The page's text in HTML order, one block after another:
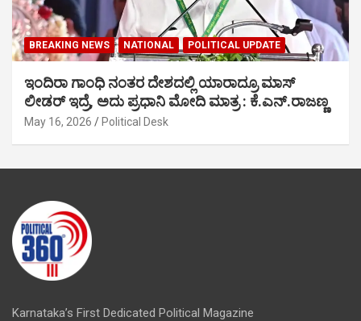
BREAKING NEWS NATIONAL POLITICAL UPDATE
ಇಂದಿರಾ ಗಾಂಧಿ ನಂತರ ದೇಶದಲ್ಲಿ ಯಾರಾದ್ರೂ ಮಾಸ್
ಲೀಡರ್ ಇದ್ರೆ, ಅದು ಪ್ರಧಾನಿ ಮೋದಿ ಮಾತ್ರ : ಕೆ.ಎನ್.ರಾಜಣ್ಣ
May 16, 2026 Political Desk
Karnataka’s First Dedicated Political Magazine